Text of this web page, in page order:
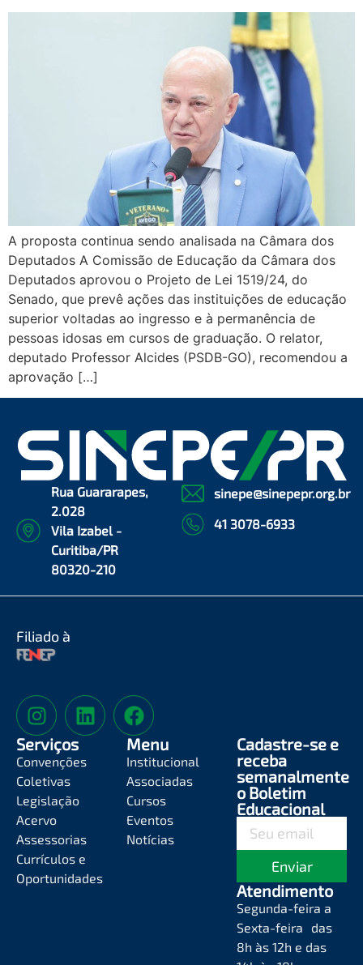
A proposta continua sendo analisada na Câmara dos
Deputados A Comissão de Educação da Câmara dos
Deputados aprovou o Projeto de Lei 1519/24, do
Senado, que prevê ações das instituições de educação
superior voltadas ao ingresso e à permanência de
pessoas idosas em cursos de graduação. O relator,
deputado Professor Alcides (PSDB-GO), recomendou a
aprovação […]
Rua Guararapes,
2.028
Vila Izabel -
Curitiba/PR
80320-210
sinepe@sinepepr.org.br
41 3078-6933
Filiado à
Serviços
Convenções
Coletivas
Legislação
Acervo
Assessorias
Currículos e
Oportunidades
Menu
Institucional
Associadas
Cursos
Eventos
Notícias
Cadastre-se e
receba
semanalmente
o Boletim
Educacional
Enviar
Atendimento
Segunda-feira a
Sexta-feira das
8h às 12h e das